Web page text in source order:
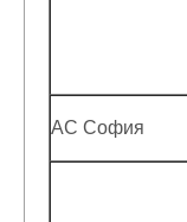
АС София